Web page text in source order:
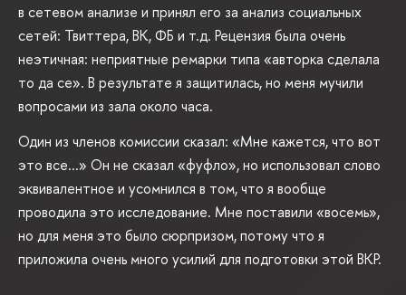
в сетевом анализе и принял его за анализ социальных
сетей: Твиттера, ВК, ФБ и т.д. Рецензия была очень
неэтичная: неприятные ремарки типа «авторка сделала
то да се». В результате я защитилась, но меня мучили
вопросами из зала около часа.
Один из членов комиссии сказал: «Мне кажется, что вот
это все...» Он не сказал «фуфло», но использовал слово
эквивалентное и усомнился в том, что я вообще
проводила это исследование. Мне поставили «восемь»,
но для меня это было сюрпризом, потому что я
приложила очень много усилий для подготовки этой ВКР.